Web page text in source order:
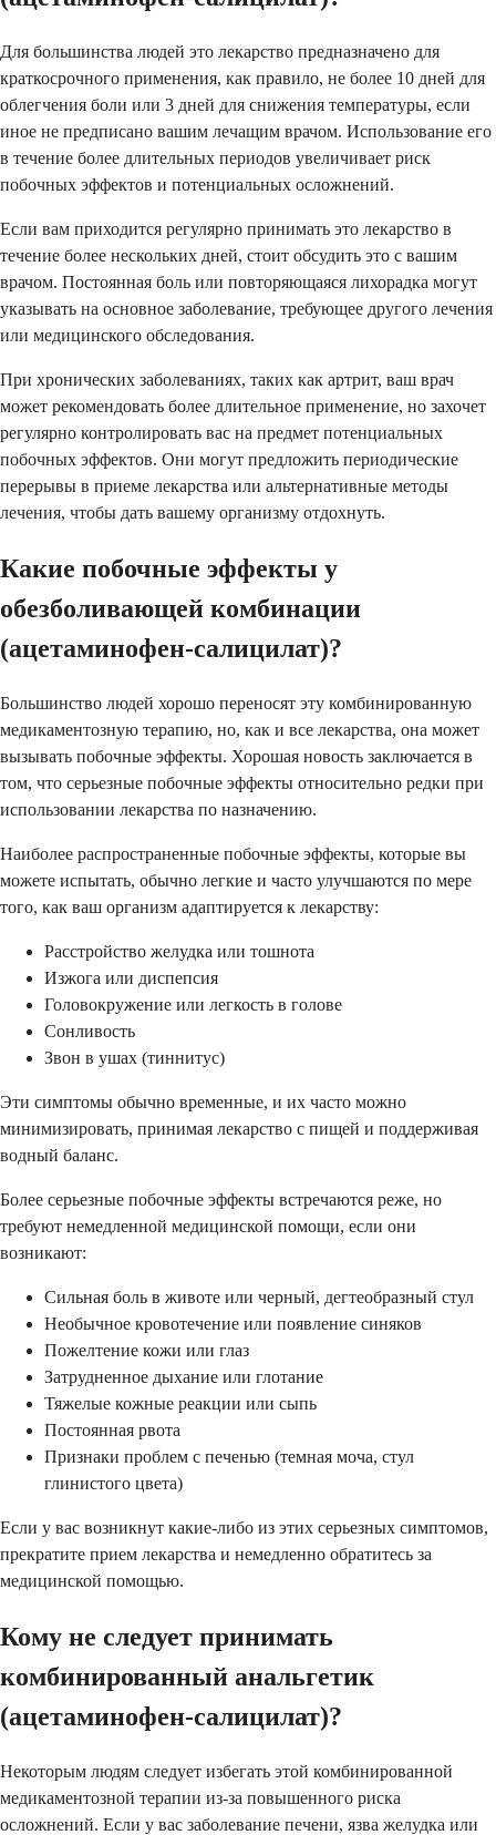
Для большинства людей это лекарство предназначено для
краткосрочного применения, как правило, не более 10 дней для
облегчения боли или 3 дней для снижения температуры, если
иное не предписано вашим лечащим врачом. Использование его
в течение более длительных периодов увеличивает риск
побочных эффектов и потенциальных осложнений.
Если вам приходится регулярно принимать это лекарство в
течение более нескольких дней, стоит обсудить это с вашим
врачом. Постоянная боль или повторяющаяся лихорадка могут
указывать на основное заболевание, требующее другого лечения
или медицинского обследования.
При хронических заболеваниях, таких как артрит, ваш врач
может рекомендовать более длительное применение, но захочет
регулярно контролировать вас на предмет потенциальных
побочных эффектов. Они могут предложить периодические
перерывы в приеме лекарства или альтернативные методы
лечения, чтобы дать вашему организму отдохнуть.
Какие побочные эффекты у
обезболивающей комбинации
(ацетаминофен-салицилат)?
Большинство людей хорошо переносят эту комбинированную
медикаментозную терапию, но, как и все лекарства, она может
вызывать побочные эффекты. Хорошая новость заключается в
том, что серьезные побочные эффекты относительно редки при
использовании лекарства по назначению.
Наиболее распространенные побочные эффекты, которые вы
можете испытать, обычно легкие и часто улучшаются по мере
того, как ваш организм адаптируется к лекарству:
Расстройство желудка или тошнота
Изжога или диспепсия
Головокружение или легкость в голове
Сонливость
Звон в ушах (тиннитус)
Эти симптомы обычно временные, и их часто можно
минимизировать, принимая лекарство с пищей и поддерживая
водный баланс.
Более серьезные побочные эффекты встречаются реже, но
требуют немедленной медицинской помощи, если они
возникают:
Сильная боль в животе или черный, дегтеобразный стул
Необычное кровотечение или появление синяков
Пожелтение кожи или глаз
Затрудненное дыхание или глотание
Тяжелые кожные реакции или сыпь
Постоянная рвота
Признаки проблем с печенью (темная моча, стул
глинистого цвета)
Если у вас возникнут какие-либо из этих серьезных симптомов,
прекратите прием лекарства и немедленно обратитесь за
медицинской помощью.
Кому не следует принимать
комбинированный анальгетик
(ацетаминофен-салицилат)?
Некоторым людям следует избегать этой комбинированной
медикаментозной терапии из-за повышенного риска
осложнений. Если у вас заболевание печени, язва желудка или